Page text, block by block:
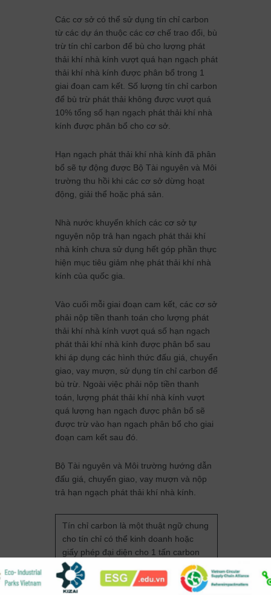
Các cơ sở có thể sử dụng tín chỉ carbon
từ các dự án thuộc các cơ chế trao đổi, bù
trừ tín chỉ carbon để bù cho lượng phát
thải khí nhà kính vượt quá hạn ngạch phát
thải khí nhà kính được phân bổ trong 1
giai đoạn cam kết. Số lượng tín chỉ carbon
để bù trừ phát thải không được vượt quá
10% tổng số hạn ngạch phát thải khí nhà
kính được phân bổ cho cơ sở.
Hạn ngạch phát thải khí nhà kính đã phân
bổ sẽ tự động được Bộ Tài nguyên và Môi
trường thu hồi khi các cơ sở dừng hoạt
động, giải thể hoặc phá sản.
Nhà nước khuyến khích các cơ sở tự
nguyện nộp trả hạn ngạch phát thải khí
nhà kính chưa sử dụng hết góp phần thực
hiện mục tiêu giảm nhẹ phát thải khí nhà
kính của quốc gia.
Vào cuối mỗi giai đoạn cam kết, các cơ sở
phải nộp tiền thanh toán cho lượng phát
thải khí nhà kính vượt quá số hạn ngạch
phát thải khí nhà kính được phân bổ sau
khi áp dụng các hình thức đấu giá, chuyển
giao, vay mượn, sử dụng tín chỉ carbon để
bù trừ. Ngoài việc phải nộp tiền thanh
toán, lượng phát thải khí nhà kính vượt
quá lượng hạn ngạch được phân bổ sẽ
được trừ vào hạn ngạch phân bổ cho giai
đoạn cam kết sau đó.
Bộ Tài nguyên và Môi trường hướng dẫn
đấu giá, chuyển giao, vay mượn và nộp
trả hạn ngạch phát thải khí nhà kính.
Tín chỉ carbon là một thuật ngữ chung
cho tín chỉ có thể kinh doanh hoặc
giấy phép đại diện cho 1 tấn carbon
dioxide (CO2) hoặc khối lượng của
một khí nhà kính khác tương đương
với 1 tấn CO2 (tCO2e). Trên thị